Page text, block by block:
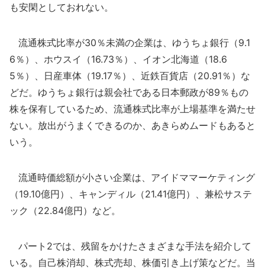
も安閑としておれない。
流通株式比率が30％未満の企業は、ゆうちょ銀行（9.1
6％）、ホウスイ（16.73％）、イオン北海道（18.6
5％）、日産車体（19.17％）、近鉄百貨店（20.91％）な
どだ。ゆうちょ銀行は親会社である日本郵政が89％もの
株を保有しているため、流通株式比率が上場基準を満たせ
ない。放出がうまくできるのか、あきらめムードもあると
いう。
流通時価総額が小さい企業は、アイドママーケティング
（19.10億円）、キャンディル（21.41億円）、兼松サステ
ック（22.84億円）など。
パート2では、残留をかけたさまざまな手法を紹介して
いる。自己株消却、株式売却、株価引き上げ策などだ。当